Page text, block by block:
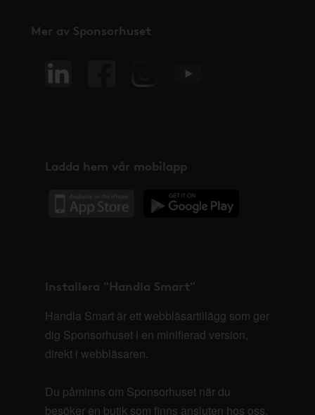
Mer av Sponsorhuset
Ladda hem vår mobilapp
Installera "Handla Smart"
Handla Smart är ett webbläsartillägg som ger
dig Sponsorhuset i en minifierad version,
direkt i webbläsaren.
Du påminns om Sponsorhuset när du
besöker en butik som finns ansluten hos oss.